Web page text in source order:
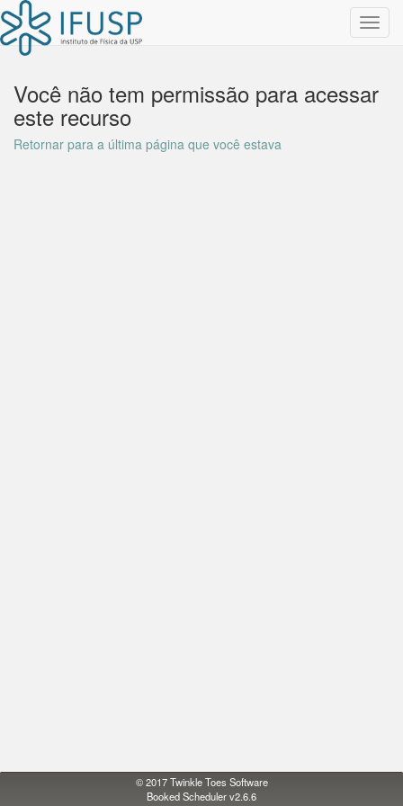
Você não tem permissão para acessar
este recurso
Retornar para a última página que você estava
© 2017Twinkle Toes Software
Booked Scheduler v2.6.6